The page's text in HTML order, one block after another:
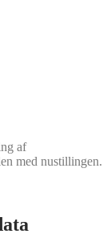
af
med nustillingen.